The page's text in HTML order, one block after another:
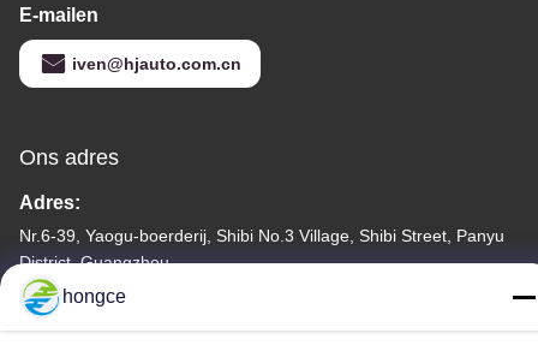
E-mailen
iven@hjauto.com.cn
Ons adres
Adres:
Nr.6-39, Yaogu-boerderij, Shibi No.3 Village, Shibi Street, Panyu
District, Guangzhou
Tel.:
hongce